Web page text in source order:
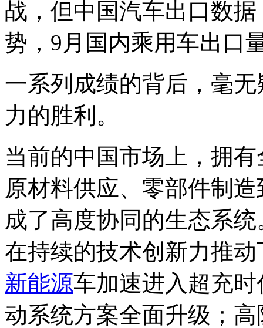
战，但中国汽车出口数
势，9月国内乘用车出口
一系列成绩的背后，毫
力的胜利。
当前的中国市场上，拥
原材料供应、零部件制
成了高度协同的生态系
在持续的技术创新力推
新能源车加速进入超充
动系统方案全面升级；